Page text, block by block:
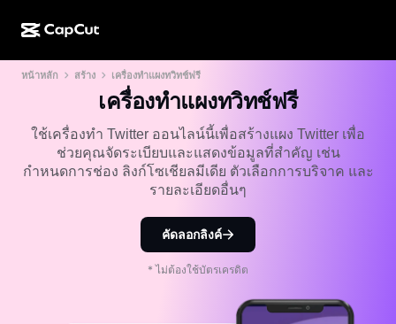
CapCut บนเดสก์ท็อป
CapCut ออนไลน์
CapCut Pad
การสร้างผลงานด้วย AI
การดีไซน์ด้วย AI
สตูดิโอวิดีโอ
เครื่องมือสร้างรูปภาพ AI
เครื่องมือปรับปรุงรูปภาพ AI
เครื่องมือ AI
เครื่องมือสร้างและแก้ไขวิดีโอ
เครื่องมือสร้างและแก้ไขรูปภาพ
เครื่องมือสร้างและแก้ไขเสียงพูด
แม่แบบโซเชียลมีเดีย
แม่แบบเทศกาลวันหยุด
อื่นๆ
ชุมชน
โปรแกรมไพโอเนียร์
โปรแกรมพันธมิตรเพื่อการสร้างสรรค์
หน้าหลัก สร้าง เครื่องทำแผงทวิทช์ฟรี
เครื่องทำแผงทวิทช์ฟรี
ใช้เครื่องทำ Twitter ออนไลน์นี้เพื่อสร้างแผง Twitter เพื่อ
ช่วยคุณจัดระเบียบและแสดงข้อมูลที่สำคัญ เช่น
กำหนดการช่อง ลิงก์โซเชียลมีเดีย ตัวเลือกการบริจาค และ
รายละเอียดอื่นๆ
คัดลอกลิงค์
* ไม่ต้องใช้บัตรเครดิต